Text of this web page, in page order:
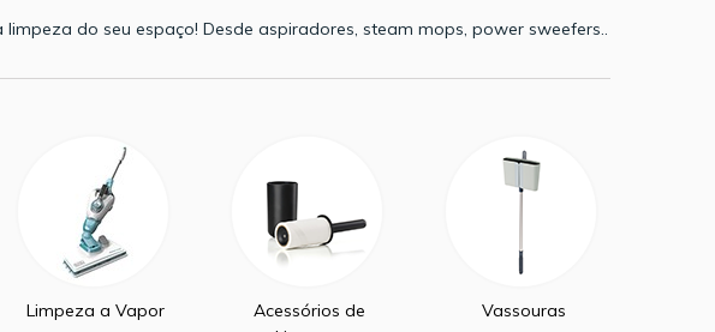
do seu espaço! Desde aspiradores, steam mops, power sweefers..
Limpeza a Vapor
Acessórios de
Vassouras